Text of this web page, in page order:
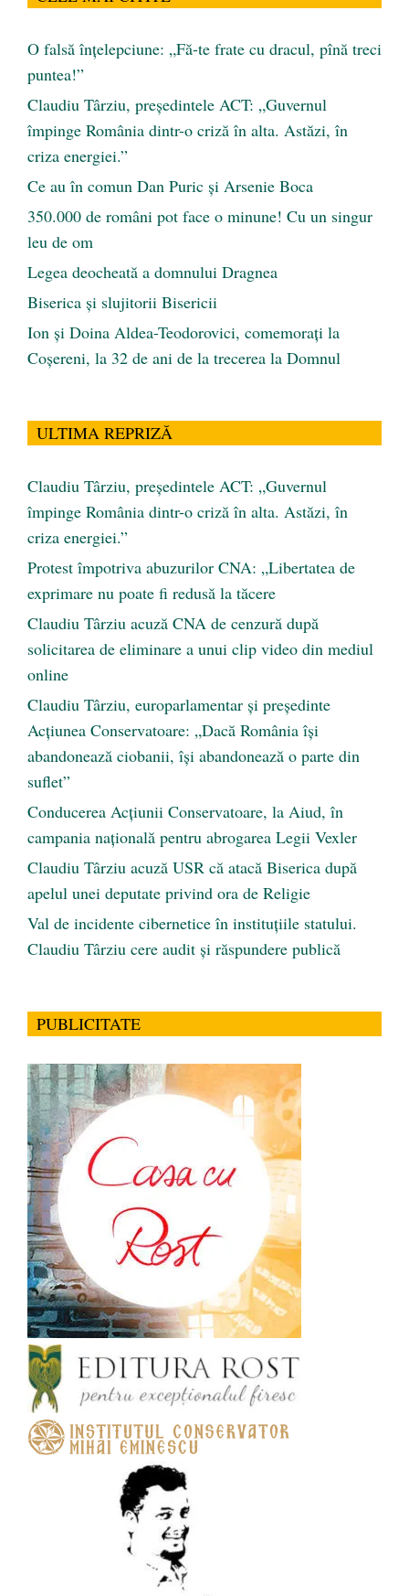
O falsă înțelepciune: „Fă-te frate cu dracul, pînă treci
puntea!”
Claudiu Târziu, președintele ACT: „Guvernul
împinge România dintr-o criză în alta. Astăzi, în
criza energiei.”
Ce au în comun Dan Puric şi Arsenie Boca
350.000 de români pot face o minune! Cu un singur
leu de om
Legea deocheată a domnului Dragnea
Biserica și slujitorii Bisericii
Ion și Doina Aldea-Teodorovici, comemorați la
Coșereni, la 32 de ani de la trecerea la Domnul
ULTIMA REPRIZĂ
Claudiu Târziu, președintele ACT: „Guvernul
împinge România dintr-o criză în alta. Astăzi, în
criza energiei.”
Protest împotriva abuzurilor CNA: „Libertatea de
exprimare nu poate fi redusă la tăcere
Claudiu Târziu acuză CNA de cenzură după
solicitarea de eliminare a unui clip video din mediul
online
Claudiu Târziu, europarlamentar și președinte
Acțiunea Conservatoare: „Dacă România își
abandonează ciobanii, își abandonează o parte din
suflet”
Conducerea Acțiunii Conservatoare, la Aiud, în
campania națională pentru abrogarea Legii Vexler
Claudiu Târziu acuză USR că atacă Biserica după
apelul unei deputate privind ora de Religie
Val de incidente cibernetice în instituțiile statului.
Claudiu Târziu cere audit și răspundere publică
PUBLICITATE